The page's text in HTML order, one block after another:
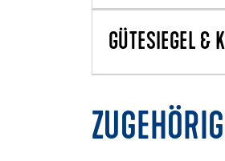
GÜTESIEGEL &